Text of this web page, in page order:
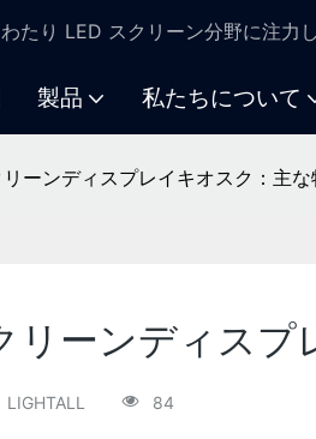
たり LED スクリーン分野に注力し
製品 私たちについて
ーンディスプレイキオスク：主な
リーンディスプ
LIGHTALL 84